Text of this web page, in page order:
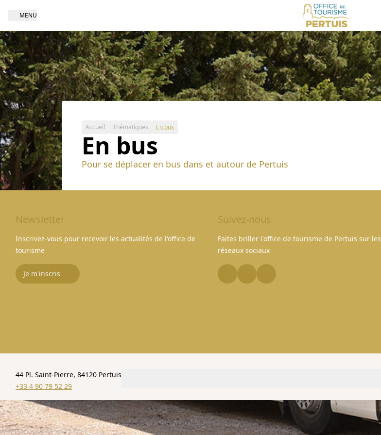
Open navigation
MENU
Accueil Thématiques En bus
En bus
Pour se déplacer en bus dans et autour de Pertuis
Newsletter
Inscrivez-vous pour recevoir les actualités de l'office de
tourisme
Je m'inscris
Suivez-nous
Faites briller l'office de tourisme de Pertuis sur les
réseaux sociaux
44 Pl. Saint-Pierre, 84120 Pertuis
+33 4 90 79 52 29